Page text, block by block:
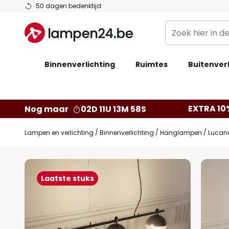
50 dagen bedenktijd
Ga
de
inhoud
Zoek
hier
de
Binnenverlichting Ruimtes
Nog maar 02D 11U 13M 57S EXTRA
Lampen en verlichting Binnenverlichting Hanglampen
Laatste stuks
Ga
naar
van